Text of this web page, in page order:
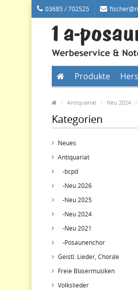
03685 / 702525
Produkte
Antiquariat Neu 2024
Kategorien
Neues
Antiquariat
-bcpd
-Neu 2026
-Neu 2025
-Neu 2024
-Neu 2021
-Posaunenchor
Geistl. Lieder, Choräle
Freie Bläsermusiken
Volkslieder